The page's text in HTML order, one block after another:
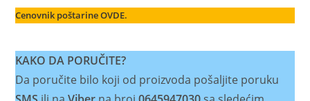
Cenovnik poštarine OVDE.
KAKO DA PORUČITE?
Da poručite bilo koji od proizvoda pošaljite poruku